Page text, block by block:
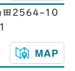
田2564-10